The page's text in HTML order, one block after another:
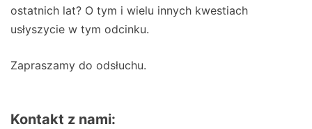
ostatnich lat? O tym i wielu innych kwestiach
usłyszycie w tym odcinku.
Zapraszamy do odsłuchu.
Kontakt z nami: